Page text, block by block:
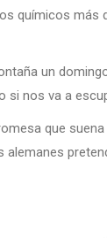
químicos
un
nos va a
que